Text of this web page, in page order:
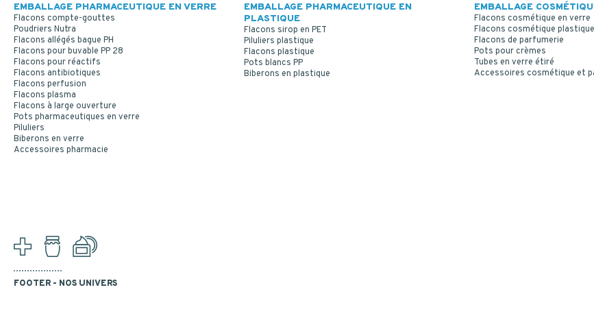
EMBALLAGE PHARMACEUTIQUE EN VERRE
Flacons compte-gouttes
Poudriers Nutra
Flacons allégés bague PH
Flacons pour buvable PP 28
Flacons pour réactifs
Flacons antibiotiques
Flacons perfusion
Flacons plasma
Flacons à large ouverture
Pots pharmaceutiques en verre
Piluliers
Biberons en verre
Accessoires pharmacie
EMBALLAGE PHARMACEUTIQUE EN
PLASTIQUE
Flacons sirop en PET
Piluliers plastique
Flacons plastique
Pots blancs PP
Biberons en plastique
EMBALLAGE
Flacons cosmétique en verre
Flacons cosmétique plastique
Flacons de parfumerie
Pots pour crèmes
Tubes en verre étiré
Accessoires cosmétique et
FOOTER - NOS UNIVERS